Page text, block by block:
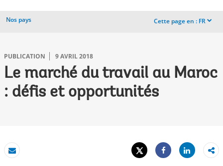
Nos pays Cette page en : FR dropdown
PUBLICATION 9 AVRIL 2018
Le marché du travail au Maroc
: défis et opportunités
Email
Tweet
Share
Share